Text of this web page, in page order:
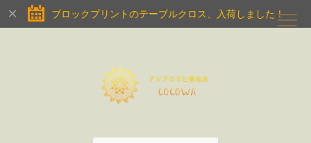
ブロックプリントのテーブルクロス、入荷しました！